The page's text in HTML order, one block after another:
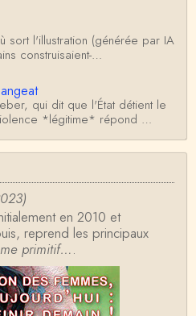
sort l'illustration (générée par IA
construisaient-…
qui dit que l'État détient le
*légitime* répond …
sujet ; l'ancien professeur
Alsacien de surcr…
Coulanges, j'ai le souvenir
de 10 ans, un autre…
monopole de la violence légiti
en 2010 et
reprend les principaux
primitif….